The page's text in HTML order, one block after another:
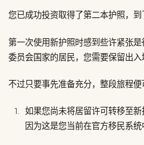
您已成功投资取得了第二本护照，到
第一次使用新护照时感到些许紧张
委员会国家的居民，您需要保留出入
不过只要事先准备充分，整段旅程便
如果您尚未将居留许可转移至新
因为这是您当前在官方移民系统